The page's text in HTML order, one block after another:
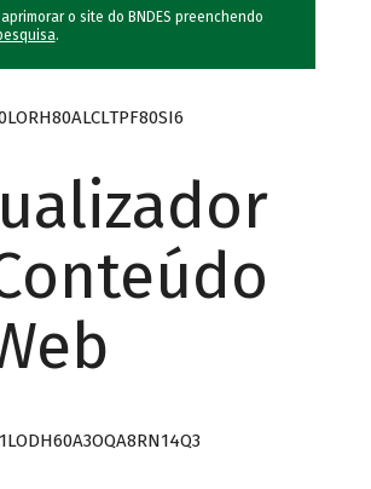
o site do BNDES preenchendo
.